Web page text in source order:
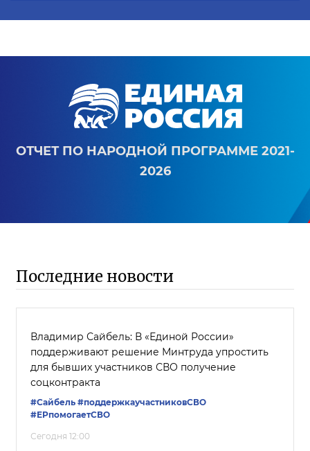
ОТЧЕТ ПО НАРОДНОЙ ПРОГРАММЕ 2021-
2026
Последние новости
Владимир Сайбель: В «Единой России»
поддерживают решение Минтруда упростить
для бывших участников СВО получение
соцконтракта
#Сайбель #поддержкаучастниковСВО
#ЕРпомогаетСВО
Сегодня 12:00